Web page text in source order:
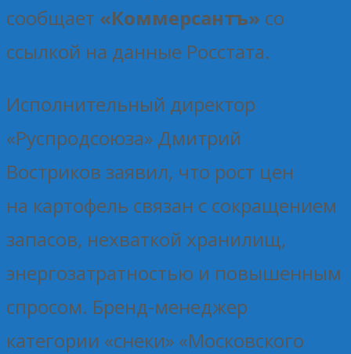
сообщает «Коммерсантъ» со
ссылкой на данные Росстата.
Исполнительный директор
«Руспродсоюза» Дмитрий
Востриков заявил, что рост цен
на картофель связан с сокращением
запасов, нехваткой хранилищ,
энергозатратностью и повышенным
спросом. Бренд-менеджер
категории «снеки» «Московского